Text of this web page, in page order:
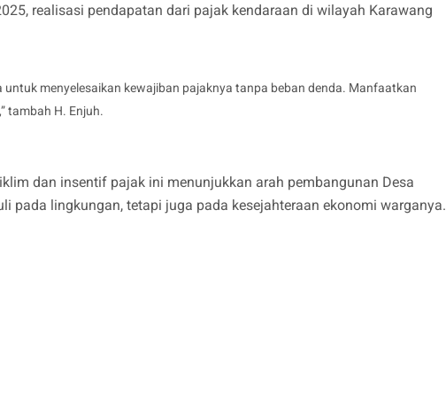
realisasi pendapatan dari pajak kendaraan di wilayah Karawang
untuk menyelesaikan kewajiban pajaknya tanpa beban denda. Manfaatkan
tambah H. Enjuh.
dan insentif pajak ini menunjukkan arah pembangunan Desa
pada lingkungan, tetapi juga pada kesejahteraan ekonomi warganya.